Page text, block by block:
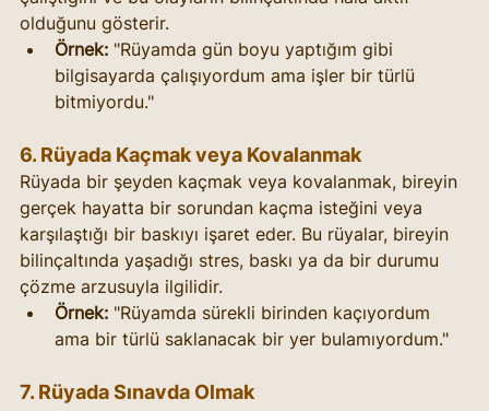
olduğunu gösterir.
Örnek: "Rüyamda gün boyu yaptığım gibi
bilgisayarda çalışıyordum ama işler bir türlü
bitmiyordu."
6. Rüyada Kaçmak veya Kovalanmak
Rüyada bir şeyden kaçmak veya kovalanmak, bireyin
gerçek hayatta bir sorundan kaçma isteğini veya
karşılaştığı bir baskıyı işaret eder. Bu rüyalar, bireyin
bilinçaltında yaşadığı stres, baskı ya da bir durumu
çözme arzusuyla ilgilidir.
Örnek: "Rüyamda sürekli birinden kaçıyordum
ama bir türlü saklanacak bir yer bulamıyordum."
7. Rüyada Sınavda Olmak